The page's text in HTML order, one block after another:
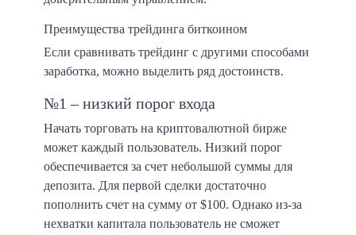
Преимущества трейдинга биткоином
Если сравнивать трейдинг с другими способами
заработка, можно выделить ряд достоинств.
№1 – низкий порог входа
Начать торговать на криптовалютной бирже
может каждый пользователь. Низкий порог
обеспечивается за счет небольшой суммы для
депозита. Для первой сделки достаточно
пополнить счет на сумму от $100. Однако из-за
нехватки капитала пользователь не сможет